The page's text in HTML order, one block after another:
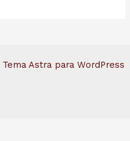
Tema Astra para WordPress